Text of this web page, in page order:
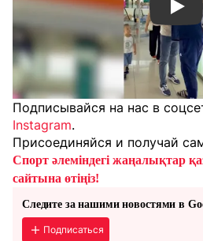
Подписывайся на нас в
Instagram.
Присоединяйся и получай
Спорт әлеміндегі жаңалықтар
сайтына өтіңіз!
Следите за нашими новостями в
Подписаться